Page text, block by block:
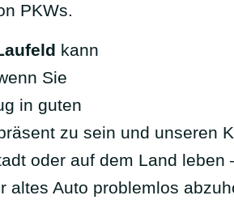
PKWs.
kann
Sie
in guten
zu sein und unseren
oder auf dem Land leben
altes Auto problemlos